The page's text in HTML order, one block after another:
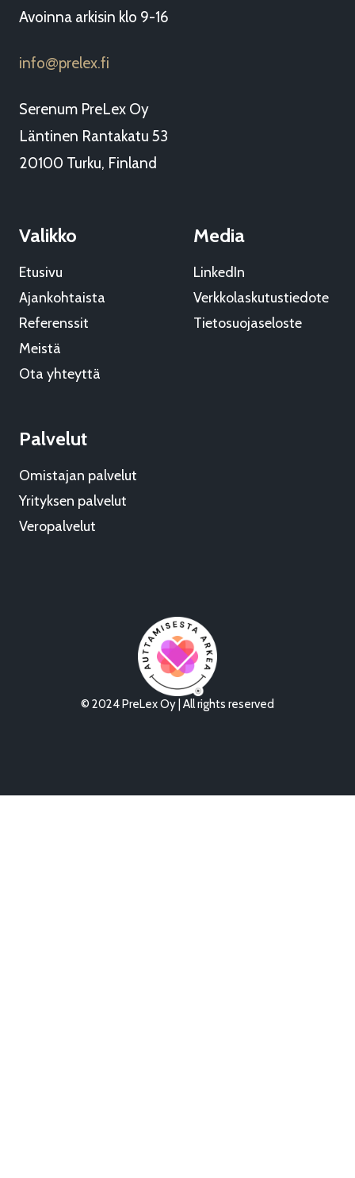
Avoinna arkisin klo 9-16
info@prelex.fi
Serenum PreLex Oy
Läntinen Rantakatu 53
20100 Turku, Finland
Valikko
Etusivu
Ajankohtaista
Referenssit
Meistä
Ota yhteyttä
Palvelut
Omistajan palvelut
Yrityksen palvelut
Veropalvelut
Media
LinkedIn
Verkkolaskutustiedote
Tietosuojaseloste
© 2024 PreLex Oy | All rights reserved